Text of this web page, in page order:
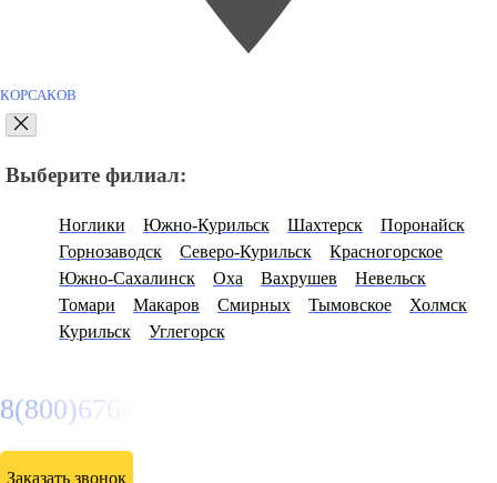
КОРСАКОВ
Выберите филиал:
Ноглики Южно-Курильск Шахтерск
Поронайск
Горнозаводск
Северо-Курильск
Красногорское
Южно-Сахалинск
Оха Вахрушев
Невельск
Томари
Макаров Смирных Тымовское
Холмск
Курильск
Углегорск
8(800)6764935
Заказать звонок